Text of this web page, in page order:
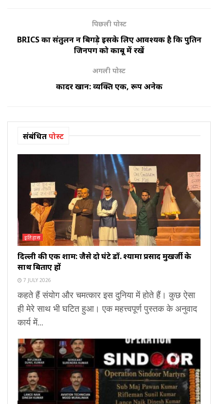
पिछली पोस्ट
BRICS का संतुलन न बिगड़े इसके लिए आवश्यक है कि पुतिन
जिनपिंग को काबू में रखें
अगली पोस्ट
कादर खान: व्यक्ति एक, रूप अनेक
संबंधितपोस्ट
इतिहास
दिल्ली की एक शाम: जैसे दो घंटे डॉ. श्यामा प्रसाद मुखर्जी के
साथ बिताए हों
7 JULY 2026
कहते हैं संयोग और चमत्कार इस दुनिया में होते हैं। कुछ ऐसा
ही मेरे साथ भी घटित हुआ। एक महत्त्वपूर्ण पुस्तक के अनुवाद
कार्य में...